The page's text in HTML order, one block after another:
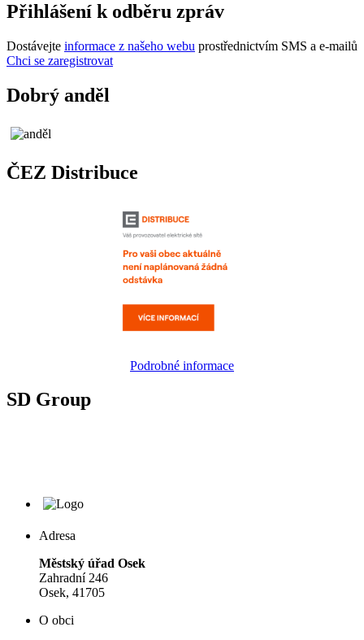
Přihlášení k odběru zpráv
Dostávejte informace z našeho webu prostřednictvím SMS a e-mailů
Chci se zaregistrovat
Dobrý anděl
ČEZ Distribuce
Podrobné informace
SD Group
Adresa
Městský úřad Osek
Zahradní 246
Osek, 41705
O obci